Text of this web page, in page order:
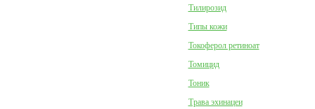
Тилирозид
Типы кожи
Токоферол ретиноат
Томицид
Тоник
Трава эхинацеи